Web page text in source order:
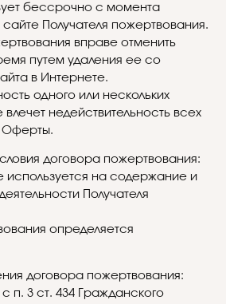
бессрочно с момента
Получателя пожертвования.
вправе отменить
путем удаления ее со
в Интернете.
одного или нескольких
недействительность всех
Оферты.
договора пожертвования:
используется на содержание и
Получателя
определяется
договора пожертвования:
п. 3 ст. 434 Гражданского